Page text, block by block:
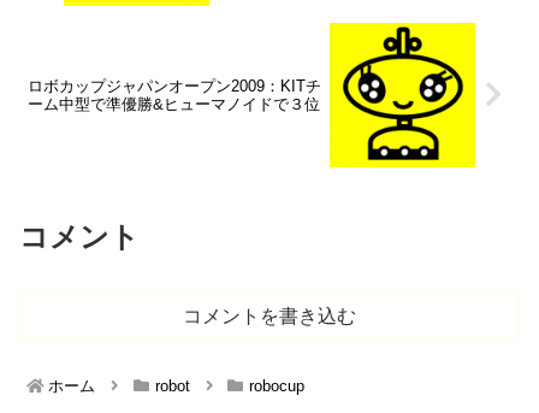
ロボカップジャパンオープン2009：KITチ
ーム中型で準優勝&ヒューマノイドで３位
コメント
コメントを書き込む
ホーム robot robocup